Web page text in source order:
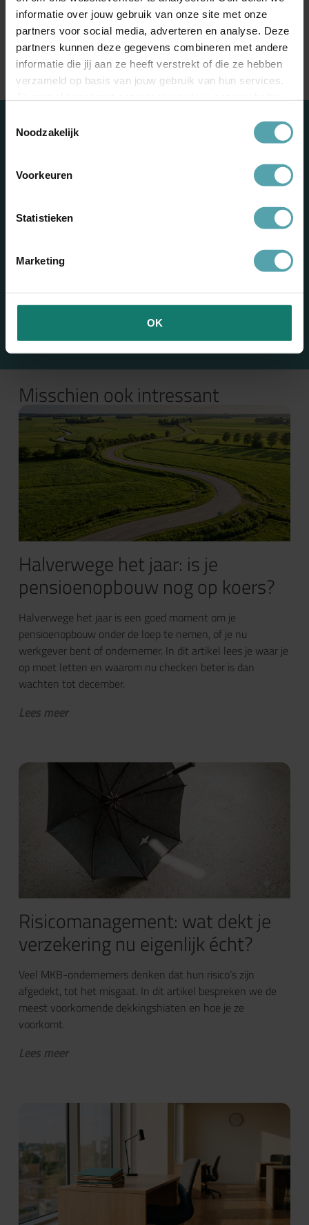
informatie over jouw gebruik van onze site met onze
partners voor social media, adverteren en analyse. Deze
partners kunnen deze gegevens combineren met andere
informatie die jij aan ze heeft verstrekt of die ze hebben
verzameld op basis van jouw gebruik van hun services.
Noodzakelijk
Voorkeuren
Statistieken
Marketing
OK
Delen:
Blijf geïnspireerd met nieuwe inzichten en adviezen
die rust en overzicht geven. Meld je aan voor onze
nieuwsbrief.
Verstuur
Misschien ook intressant
Halverwege het jaar: is je
pensioenopbouw nog op koers?
Halverwege het jaar is een goed moment om je
pensioenopbouw onder de loep te nemen, of je nu
werkgever bent of ondernemer. In dit artikel lees je waar je
op moet letten en waarom nu checken beter is dan
wachten tot december.
Lees meer
Risicomanagement: wat dekt je
verzekering nu eigenlijk écht?
Veel MKB-ondernemers denken dat hun risico’s zijn
afgedekt, tot het misgaat. In dit artikel bespreken we de
meest voorkomende dekkingshiaten en hoe je ze
voorkomt.
Lees meer